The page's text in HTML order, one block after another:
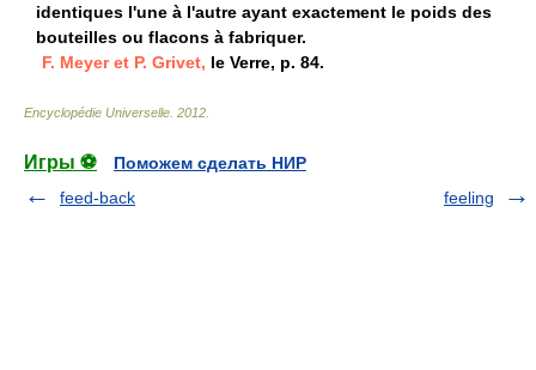
identiques l'une à l'autre ayant exactement le poids des
bouteilles ou flacons à fabriquer.
F. Meyer et P. Grivet, le Verre, p. 84.
Encyclopédie Universelle 2012
Игры ⚽
Поможем сделать НИР
feed-back
feeling